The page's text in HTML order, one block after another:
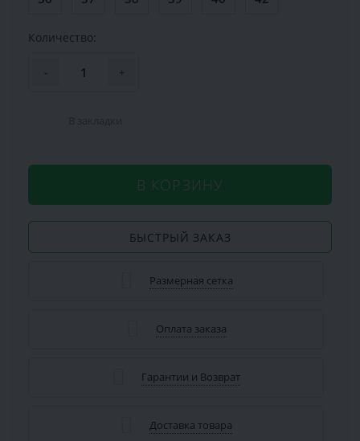
Количество:
- +
В КОРЗИНУ
БЫСТРЫЙ ЗАКАЗ
Размерная сетка
Оплата заказа
Гарантии и Возврат
Доставка товара